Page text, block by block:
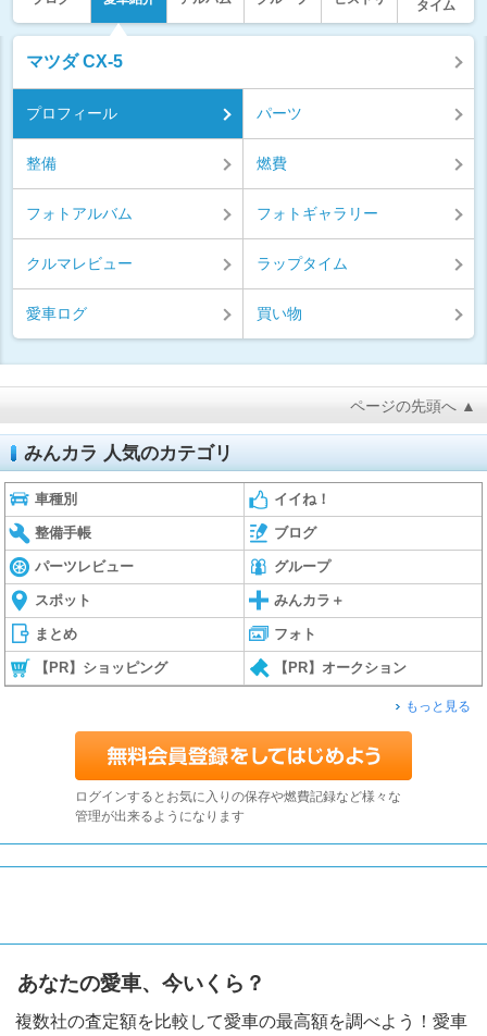
タイム
マツダ CX-5
プロフィール パーツ
整備 燃費
フォトアルバム フォトギャラリー
クルマレビュー ラップタイム
愛車ログ 買い物
ページの先頭へ ▲
みんカラ 人気のカテゴリ
車種別 イイね！
整備手帳 ブログ
パーツレビュー グループ
スポット みんカラ＋
まとめ フォト
【PR】ショッピング 【PR】オークション
もっと見る
ログインするとお気に入りの保存や燃費記録など様々な
管理が出来るようになります
あなたの愛車、今いくら？
複数社の査定額を比較して愛車の最高額を調べよう！愛車